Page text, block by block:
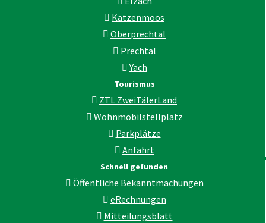
Katzenmoos
Oberprechtal
Prechtal
Yach
Tourismus
ZTL ZweiTälerLand
Wohnmobilstellplatz
Parkplätze
Anfahrt
Schnell gefunden
Öffentliche Bekanntmachungen
eRechnungen
Mitteilungsblatt